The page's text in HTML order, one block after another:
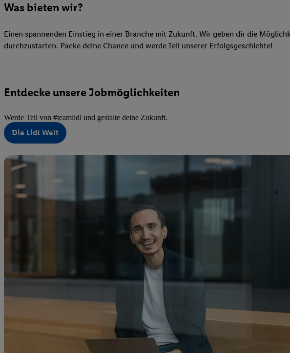
Was bieten wir?
Einen spannenden Einstieg in einer Branche mit Zukunft. Wir geben dir die
durchzustarten. Packe deine Chance und werde Teil unserer Erfolgsgeschichte!
Entdecke unsere Jobmöglichkeiten
Werde Teil von #teamlidl und gestalte deine Zukunft.
Die Lidl Welt